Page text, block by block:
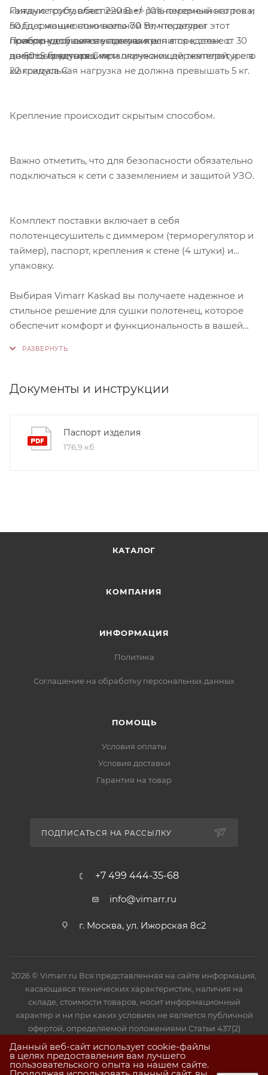
каждую трубу, обеспечивает равномерный нагрев и
поддержание номинальной температуры
поверхности полотенцесушителя в пределах от 30
до 50±5 градусов C при окружающей температуре в
22 градуса C.
Питание составляет 220 В +/- 10% переменного тока,
50 Гц, с мощностью всего 70 Вт, что делает этот
прибор удобным в установке и
энергосберегающим.
Полотенцесушитель прочно крепится к стене с
помощью четырех металлических держателей, и его
максимальная нагрузка не должна превышать 5 кг.
Крепление происходит скрытым способом.
Важно отметить, что для безопасности обязательно
подключаться к сети с заземлением и защитой УЗО.
Комплект поставки включает в себя
полотенцесушитель с диммером (терморегулятор и
таймер), паспорт, крепления к стене (4 штуки) и
упаковку.
Выбирая Vimarr Kaskad вы получаете надежное и
стильное решение для сушки полотенец, которое
обеспечит комфорт и функциональность в вашей
Документы и инструкции
Паспорт изделия
176,9 кб
КАТАЛОГ
КОМПАНИЯ
ИНФОРМАЦИЯ
Политика
Соглашение на обработку персональных данных
ПОМОЩЬ
Условия оплаты
Условия доставки
Гарантия на товар
ПОДПИСАТЬСЯ НА РАССЫЛКУ
+7 499 444-35-68
info@vimarr.ru
г. Москва, ул. Ижорская 8с2
2026 © Vimarr.ru Вся представленная на сайте информация,
касающаяся технических характеристик, наличия на
складе, стоимости товаров, носит информационный
характер и ни при каких условиях не является публичной
офертой, определяемой положениями Статьи 437(2)
Гражданского кодекса РФ.
Данный веб-сайт использует cookie-файлы
в целях предоставления вам лучшего
пользовательского опыта на нашем сайте.